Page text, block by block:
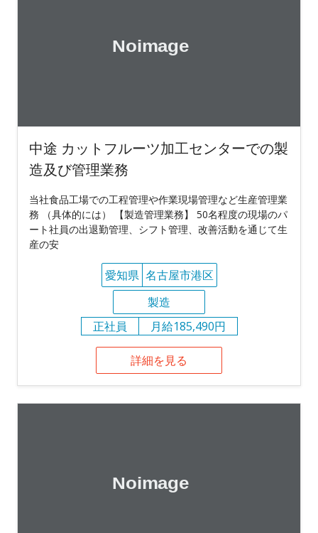
中途 カットフルーツ加工センターでの製
造及び管理業務
当社食品工場での工程管理や作業現場管理など生産管理業
務 （具体的には） 【製造管理業務】 50名程度の現場のパ
ート社員の出退勤管理、シフト管理、改善活動を通じて生
産の安
愛知県 名古屋市港区
製造
正社員
月給185,490円
詳細を見る